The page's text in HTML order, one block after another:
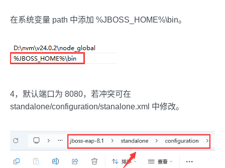
在系统变量 path 中添加 %JBOSS_HOME%\bin。
4，默认端口为 8080，若冲突可在
standalone/configuration/stanalone.xml 中修改。